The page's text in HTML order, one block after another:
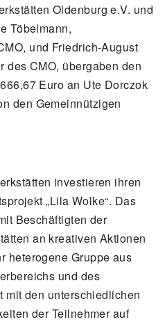
Oldenburg e.V. und
Töbelmann,
und Friedrich-August
des CMO, übergaben den
Euro an Ute Dorczok
den Gemeinnützigen
investieren ihren
„Lila Wolke“. Das
Beschäftigten der
an kreativen Aktionen
heterogene Gruppe aus
und des
mit den unterschiedlichen
der Teilnehmer auf